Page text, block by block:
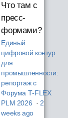
Что там с
пресс-
формами?
Единый
цифровой контур
для
промышленности:
репортаж с
Форума T‑FLEX
PLM 2026 · 2
weeks ago